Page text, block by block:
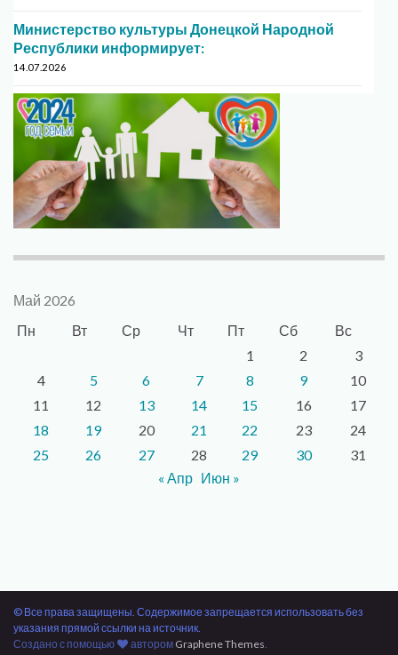
Министерство культуры Донецкой Народной
Республики информирует:
14.07.2026
Май 2026
Пн
Вт Ср Чт Пт Сб
Вс
1
2
3
4
5 6 7 8 9
10
11
12 13 14 15 16
17
18
19 20 21 22 23
24
25
26 27 28 29 30
31
« Апр Июн »
© Все права защищены. Содержимое запрещается использовать без
указания прямой ссылки на источник.
Создано с помощью
автором Graphene Themes